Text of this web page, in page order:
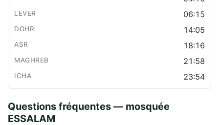
06:15
14:05
18:16
21:58
23:54
Questions fréquentes — mosquée
ESSALAM